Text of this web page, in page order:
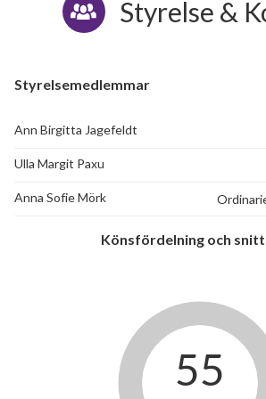
Styrelse &
Styrelsemedlemmar
Ann Birgitta Jagefeldt
Ulla Margit Paxu
Anna Sofie Mörk
Könsfördelning och
55